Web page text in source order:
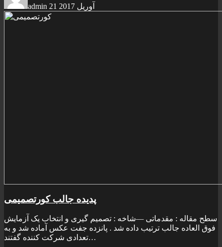
admin 21 آوریل 2017
پدیده جالب کورتصمیمی
سطح مقاله : مقدماتی —شاخه : تصميم گيری و انتخاب یک آزمایش
فوق العاده جالب ترتیب داده شد . پانزده جفت عکس آماده شد و به
تعدادی شرکت کننده گفتند…